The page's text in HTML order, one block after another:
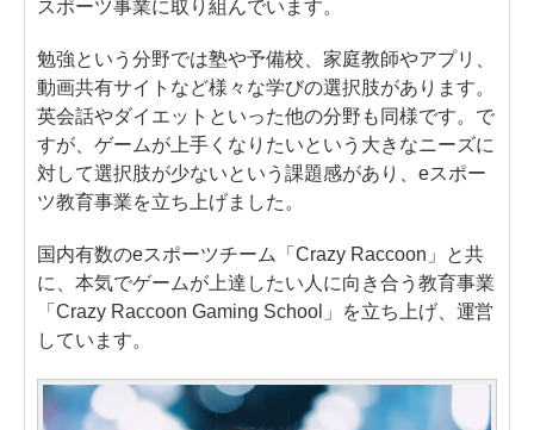
スポーツ事業に取り組んでいます。
勉強という分野では塾や予備校、家庭教師やアプリ、
動画共有サイトなど様々な学びの選択肢があります。
英会話やダイエットといった他の分野も同様です。で
すが、ゲームが上手くなりたいという大きなニーズに
対して選択肢が少ないという課題感があり、eスポー
ツ教育事業を立ち上げました。
国内有数のeスポーツチーム「Crazy Raccoon」と共
に、本気でゲームが上達したい人に向き合う教育事業
「Crazy Raccoon Gaming School」を立ち上げ、運営
しています。